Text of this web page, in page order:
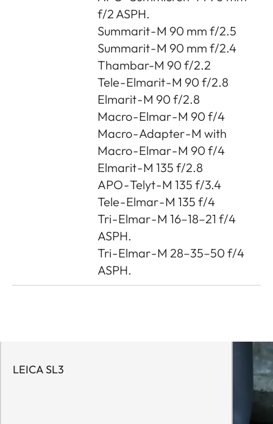
f/2 ASPH.
Summarit - M 90 mm f/2.5
Summarit - M 90 mm f/2.4
Thambar-M 90 f/2.2
Tele - Elmarit - M 90 f/2.8
Elmarit - M 90 f/2.8
Macro - Elmar - M 90 f/4
Macro - Adapter - M with
Macro - Elmar - M 90 f/4
Elmarit - M 135 f/2.8
APO - Telyt - M 135 f/3.4
Tele - Elmar - M 135 f/4
Tri - Elmar - M 16–18–21 f/4
ASPH.
Tri - Elmar - M 28–35–50 f/4
ASPH.
LEICA SL3